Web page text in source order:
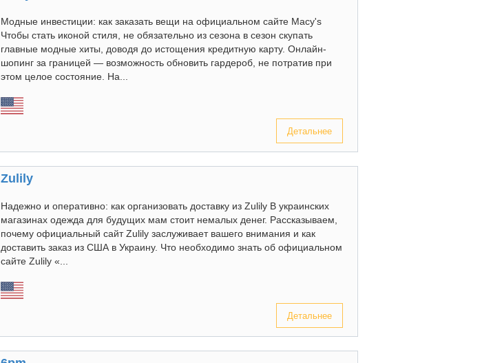
Модные инвестиции: как заказать вещи на официальном сайте Macy's
Чтобы стать иконой стиля, не обязательно из сезона в сезон скупать
главные модные хиты, доводя до истощения кредитную карту. Онлайн-
шопинг за границей — возможность обновить гардероб, не потратив при
этом целое состояние. На...
Детальнее
Zulily
Надежно и оперативно: как организовать доставку из Zulily В украинских
магазинах одежда для будущих мам стоит немалых денег. Рассказываем,
почему официальный сайт Zulily заслуживает вашего внимания и как
доставить заказ из США в Украину. Что необходимо знать об официальном
сайте Zulily «...
Детальнее